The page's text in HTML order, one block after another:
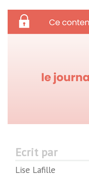
Ecrit par
Lise Lafille